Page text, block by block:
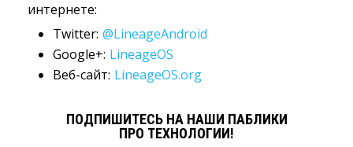
интернете:
Twitter: @LineageAndroid
Google+: LineageOS
Веб-сайт: LineageOS.org
ПОДПИШИТЕСЬ НА НАШИ ПАБЛИКИ
ПРО ТЕХНОЛОГИИ!